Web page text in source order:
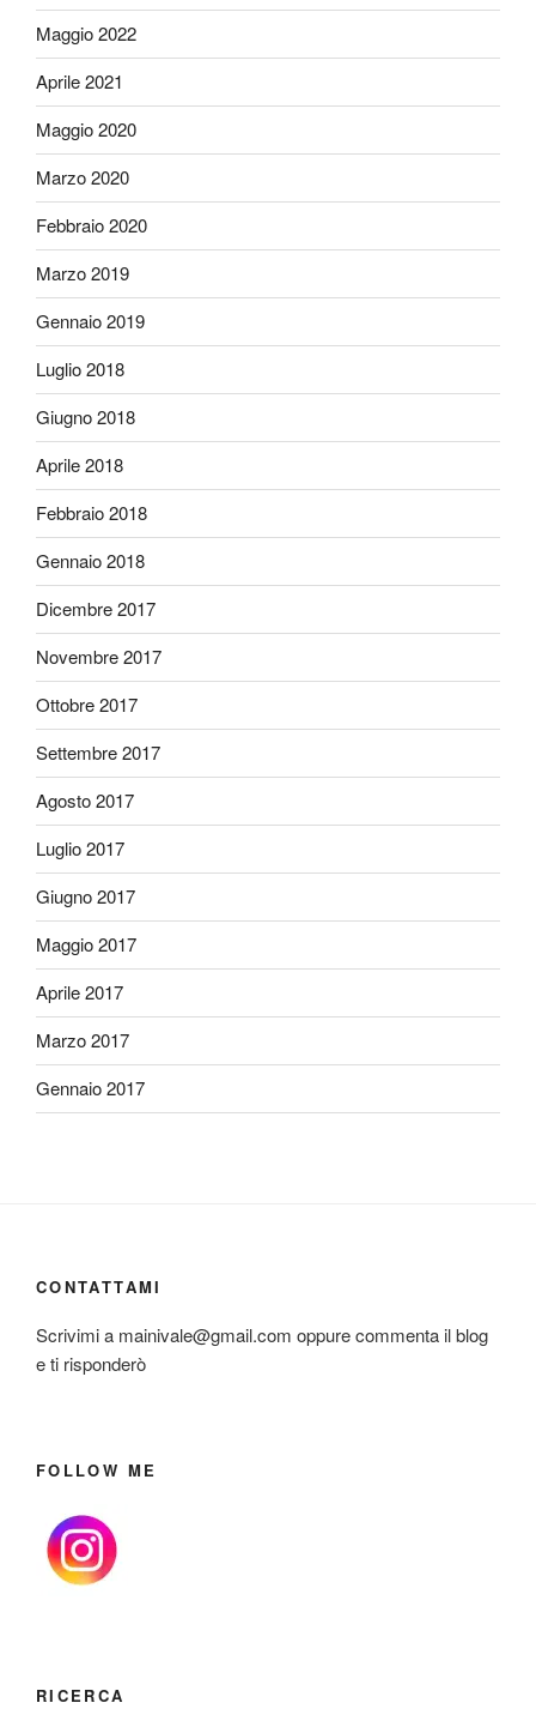
Maggio 2022
Aprile 2021
Maggio 2020
Marzo 2020
Febbraio 2020
Marzo 2019
Gennaio 2019
Luglio 2018
Giugno 2018
Aprile 2018
Febbraio 2018
Gennaio 2018
Dicembre 2017
Novembre 2017
Ottobre 2017
Settembre 2017
Agosto 2017
Luglio 2017
Giugno 2017
Maggio 2017
Aprile 2017
Marzo 2017
Gennaio 2017
CONTATTAMI
Scrivimi a mainivale@gmail.com oppure commenta il blog
e ti risponderò
FOLLOW ME
RICERCA